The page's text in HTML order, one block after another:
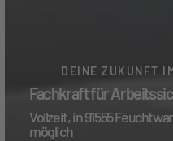
DEINE ZUKUNFT
Fachkraft für
Vollzeit, in 91555
möglich